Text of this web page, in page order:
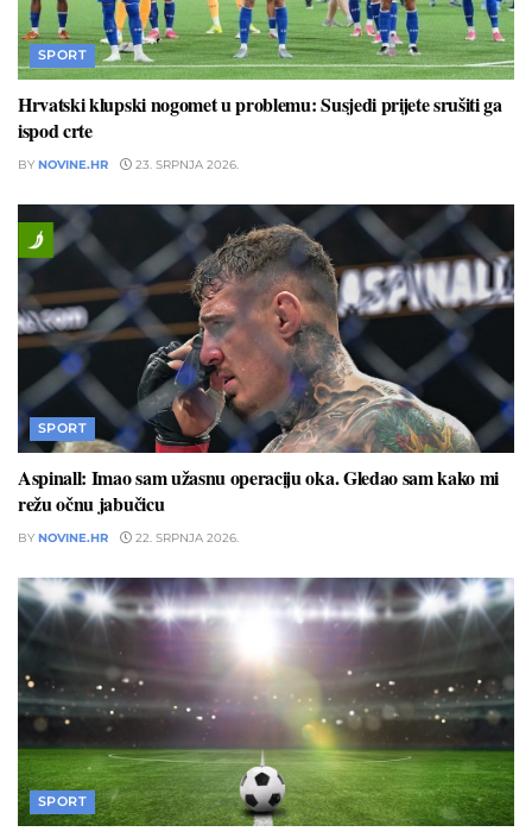
SPORT
Hrvatski klupski nogomet u problemu: Susjedi prijete srušiti ga
ispod crte
BY NOVINE.HR 23. SRPNJA 2026.
SPORT
Aspinall: Imao sam užasnu operaciju oka. Gledao sam kako mi
režu očnu jabučicu
BY NOVINE.HR 22. SRPNJA 2026.
SPORT